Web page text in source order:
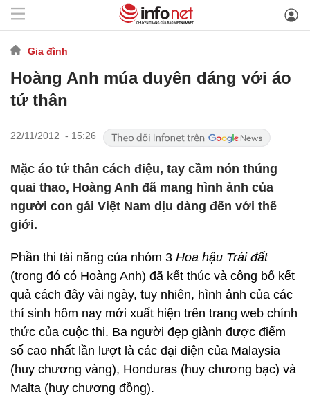
Gia đình
Hoàng Anh múa duyên dáng với áo
tứ thân
22/11/2012 - 15:26
Mặc áo tứ thân cách điệu, tay cầm nón thúng
quai thao, Hoàng Anh đã mang hình ảnh của
người con gái Việt Nam dịu dàng đến với thế
giới.
Phần thi tài năng của nhóm 3 Hoa hậu Trái đất
(trong đó có Hoàng Anh) đã kết thúc và công bố kết
quả cách đây vài ngày, tuy nhiên, hình ảnh của các
thí sinh hôm nay mới xuất hiện trên trang web chính
thức của cuộc thi. Ba người đẹp giành được điểm
số cao nhất lần lượt là các đại diện của Malaysia
(huy chương vàng), Honduras (huy chương bạc) và
Malta (huy chương đồng).